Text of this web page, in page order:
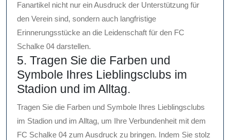
Fanartikel nicht nur ein Ausdruck der Unterstützung für
den Verein sind, sondern auch langfristige
Erinnerungsstücke an die Leidenschaft für den FC
Schalke 04 darstellen.
5. Tragen Sie die Farben und
Symbole Ihres Lieblingsclubs im
Stadion und im Alltag.
Tragen Sie die Farben und Symbole Ihres Lieblingsclubs
im Stadion und im Alltag, um Ihre Verbundenheit mit dem
FC Schalke 04 zum Ausdruck zu bringen. Indem Sie stolz